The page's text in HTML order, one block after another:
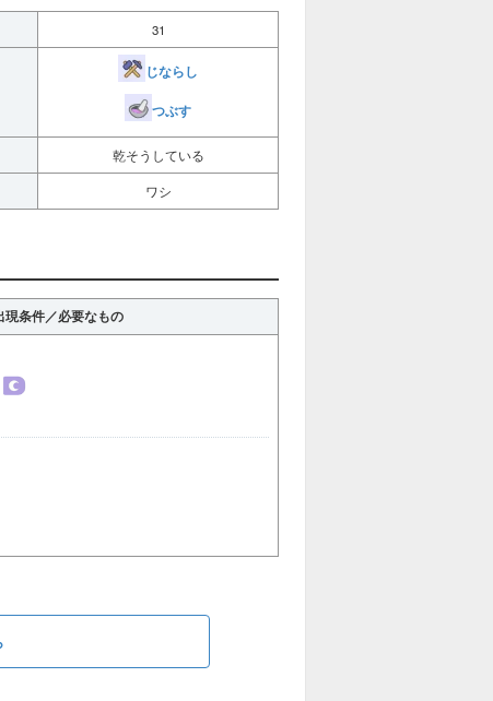
31
じならし
つぶす
乾そうしている
ワシ
現条件／必要なもの